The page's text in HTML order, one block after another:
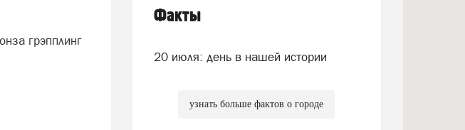
грэпплинг
Факты
20 июля: день в нашей истории
узнать больше фактов о городе